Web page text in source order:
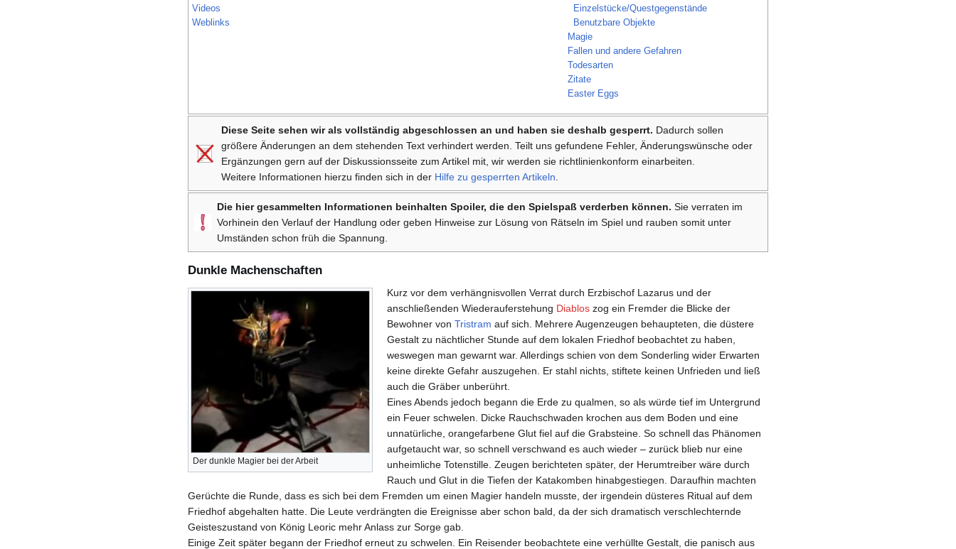
Videos
Weblinks
Einzelstücke/Questgegenstände
Benutzbare Objekte
Magie
Fallen und andere Gefahren
Todesarten
Zitate
Easter Eggs
Diese Seite sehen wir als vollständig abgeschlossen an und haben sie deshalb gesperrt. Dadurch sollen
größere Änderungen an dem stehenden Text verhindert werden. Teilt uns gefundene Fehler, Änderungswünsche oder
Ergänzungen gern auf der Diskussionsseite zum Artikel mit, wir werden sie richtlinienkonform einarbeiten.
Weitere Informationen hierzu finden sich in der Hilfe zu gesperrten Artikeln
Die hier gesammelten Informationen beinhalten Spoiler, die den Spielspaß verderben können. Sie verraten im
Vorhinein den Verlauf der Handlung oder geben Hinweise zur Lösung von Rätseln im Spiel und rauben somit unter
Umständen schon früh die Spannung.
Dunkle Machenschaften
Der dunkle Magier bei der Arbeit
Kurz vor dem verhängnisvollen Verrat durch Erzbischof Lazarus und der
anschließenden Wiederauferstehung Diabloszog ein Fremder die Blicke der
Bewohner von Tristram auf sich. Mehrere Augenzeugen behaupteten, die düstere
Gestalt zu nächtlicher Stunde auf dem lokalen Friedhof beobachtet zu haben,
weswegen man gewarnt war. Allerdings schien von dem Sonderling wider Erwarten
keine direkte Gefahr auszugehen. Er stahl nichts, stiftete keinen Unfrieden und ließ
auch die Gräber unberührt.
Eines Abends jedoch begann die Erde zu qualmen, so als würde tief im Untergrund
ein Feuer schwelen. Dicke Rauchschwaden krochen aus dem Boden und eine
unnatürliche, orangefarbene Glut fiel auf die Grabsteine. So schnell das Phänomen
aufgetaucht war, so schnell verschwand es auch wieder – zurück blieb nur eine
unheimliche Totenstille. Zeugen berichteten später, der Herumtreiber wäre durch
Rauch und Glut in die Tiefen der Katakomben hinabgestiegen. Daraufhin machten
Gerüchte die Runde, dass es sich bei dem Fremden um einen Magier handeln musste, der irgendein düsteres Ritual auf dem
Friedhof abgehalten hatte. Die Leute verdrängten die Ereignisse aber schon bald, da der sich dramatisch verschlechternde
Geisteszustand von König Leoric mehr Anlass zur Sorge gab.
Einige Zeit später begann der Friedhof erneut zu schwelen. Ein Reisender beobachtete eine verhüllte Gestalt, die panisch aus